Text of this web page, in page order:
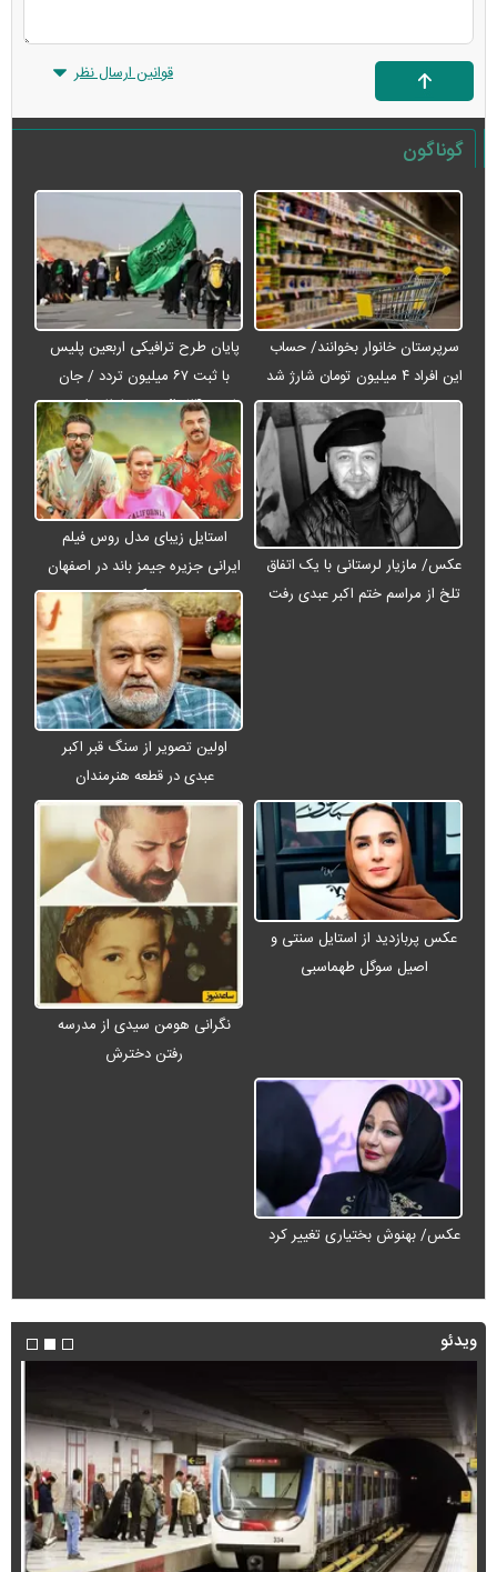
قوانین ارسال نظر
گوناگون
سرپرستان خانوار بخوانند/ حساب
این افراد ۴ میلیون تومان شارژ شد
پایان طرح ترافیکی اربعین پلیس
با ثبت ۶۷ میلیون تردد / جان
باختن ۲۴ زائر در تصادفات اربعینی
عکس/ مازیار لرستانی با یک اتفاق
تلخ از مراسم ختم اکبر عبدی رفت
استایل زیبای مدل روس فیلم
ایرانی جزیره جیمز باند در اصفهان
+ عکس
اولین تصویر از سنگ قبر اکبر
عبدی در قطعه هنرمندان
عکس پربازدید از استایل سنتی و
اصیل سوگل طهماسبی
نگرانی هومن سیدی از مدرسه
رفتن دخترش
عکس/ بهنوش بختیاری تغییر کرد
ویدئو